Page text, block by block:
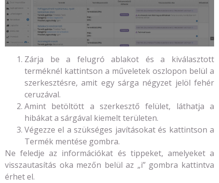
Zárja be a felugró ablakot és a kiválasztott
terméknél kattintson a műveletek oszlopon belül a
szerkesztésre, amit egy sárga négyzet jelöl fehér
ceruzával.
Amint betöltött a szerkesztő felület, láthatja a
hibákat a sárgával kiemelt területen.
Végezze el a szükséges javításokat és kattintson a
Termék mentése gombra.
Ne feledje az információkat és tippeket, amelyeket a
visszautasítás oka mezőn belül az „i” gombra kattintva
érhet el.